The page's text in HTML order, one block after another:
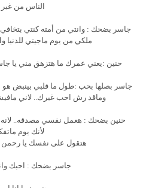
الناس من
جاسر بضحك : وانتي من أمته كنتي
ملكي من يوم ماجيتي للدنيا
حنين :يعني عمرك ما هتزهق مني يا
جاسر بصلها بحب :طول ما قلبي بينبض هو
وماقد رش احب غيرك.. لاني
حنين بضحك : هعمل نفسي مصدقه..
لأنك يوم
هتقول على نفسك يا رحمن
جاسر بضحك : احبك